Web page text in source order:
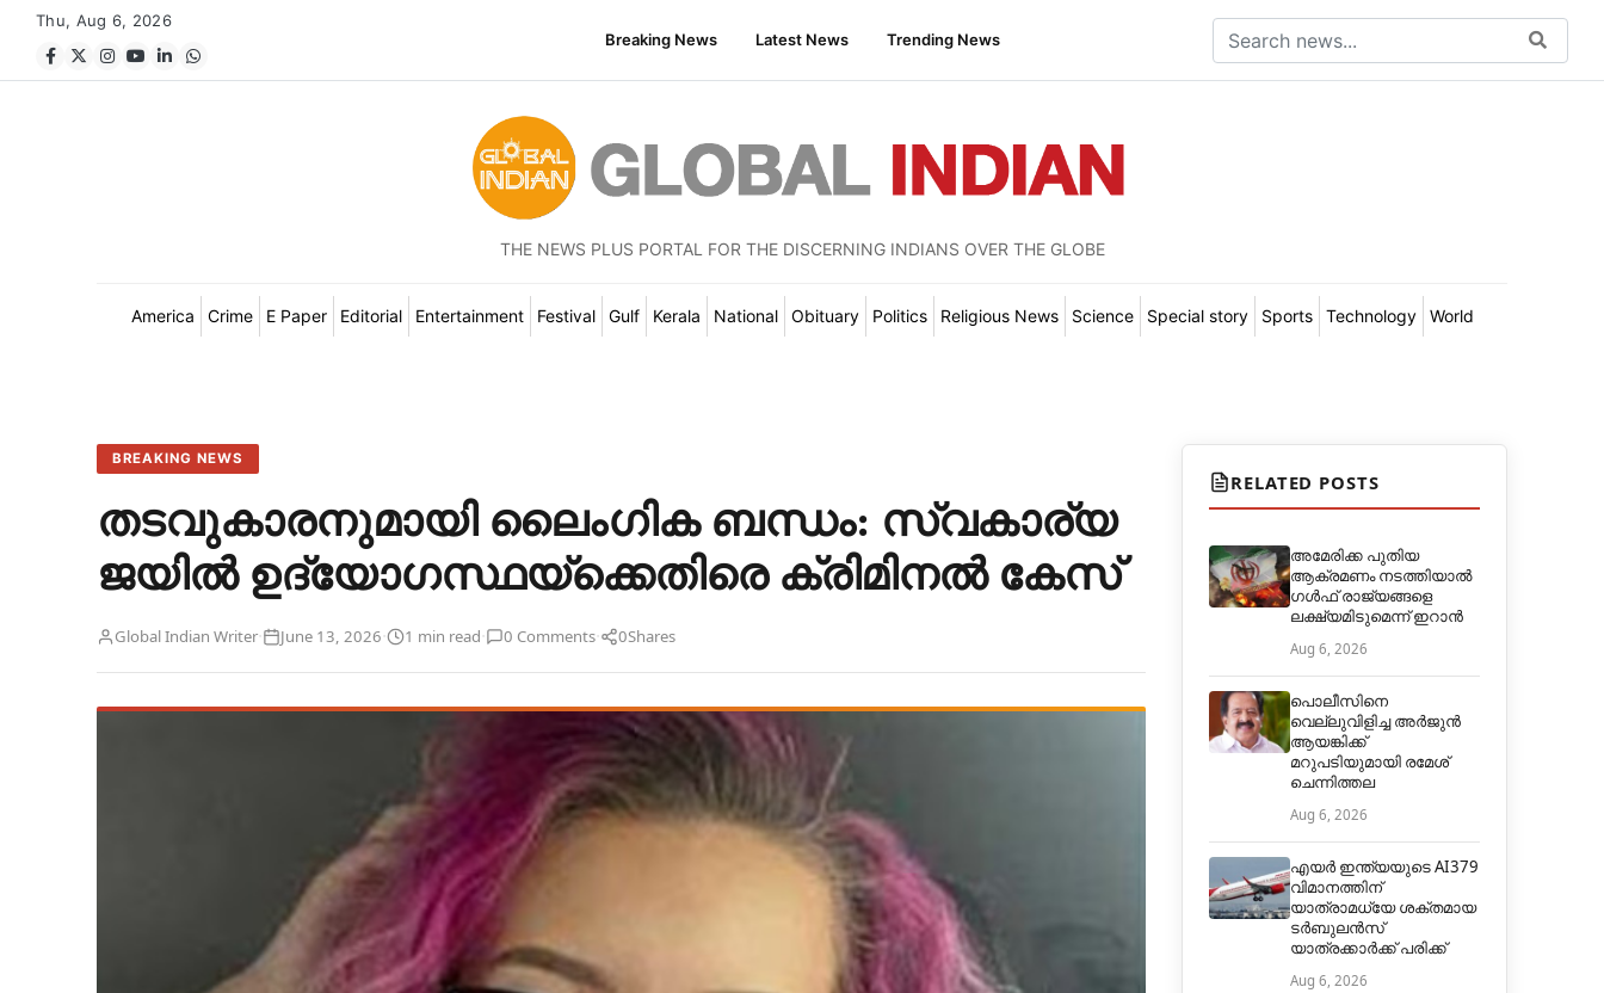
Thu, Aug 6, 2026
Breaking News
Latest News Trending News
THE NEWS PLUS PORTAL FOR THE DISCERNING INDIANS OVER THE GLOBE
America Crime E Paper Editorial Entertainment Festival Gulf Kerala National Obituary Politics Religious News Science Special story Sports Technology World
BREAKING NEWS
തടവുകാരനുമായി ലൈംഗിക ബന്ധം: സ്വകാര്യ
ജയിൽ ഉദ്യോഗസ്ഥയ്ക്കെതിരെ ക്രിമിനൽ കേസ്
Global Indian Writer· June 13, 2026· 1 min read· 0 Comments· 0Shares
RELATED POSTS
അമേരിക്ക പുതിയ
ആക്രമണം നടത്തിയാൽ
ഗൾഫ് രാജ്യങ്ങളെ
ലക്ഷ്യമിടുമെന്ന്‌ ഇറാൻ
Aug 6, 2026
പൊലീസിനെ
വെല്ലുവിളിച്ച അര്‍ജുന്‍
ആയങ്കിക്ക്
മറുപടിയുമായി രമേശ്
ചെന്നിത്തല
Aug 6, 2026
എയർ ഇന്ത്യയുടെ AI379
വിമാനത്തിന്
യാത്രാമധ്യേ ശക്തമായ
ടർബുലൻസ്
യാത്രക്കാർക്ക് പരിക്ക്
Aug 6, 2026